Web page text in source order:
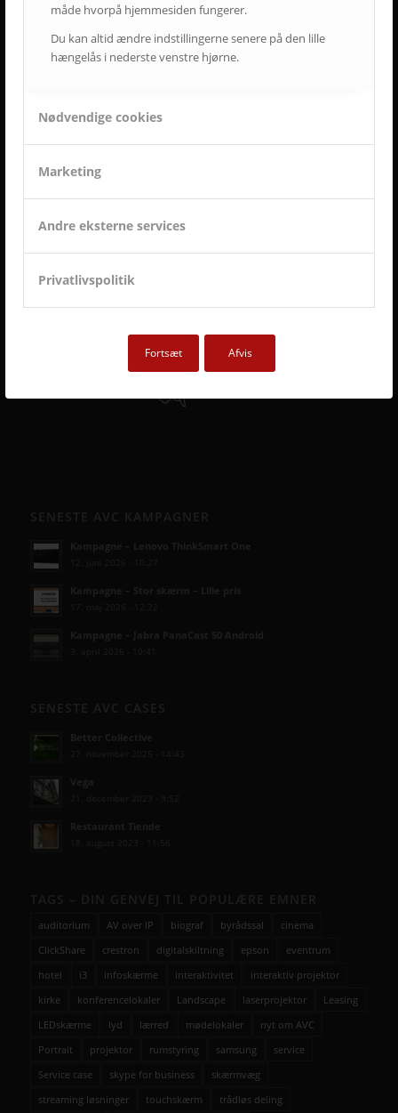
måde hvorpå hjemmesiden fungerer.
Du kan altid ændre indstillingerne senere på den lille
hængelås i nederste venstre hjørne.
Nødvendige cookies
Marketing
Andre eksterne services
Privatlivspolitik
Fortsæt Afvis
• Vi er landsdækkende.
• Vi skaber langsigtede løsninger.
• Vi ved at tilfredse kunder giver langvarige samarbejder.
ET LILLE UDSNIT AF SUCCESFULDE LØSNINGER
auditorium AV over IP biograf byrådssal
cinema
ClickShare
crestron digitalskiltning epson
eventrum
hotel
i3 infoskærme interaktivitet
interaktiv projektor
kirke
konferencelokaler Landscape laserprojektor
Leasing
LEDskærme
lyd lærred mødelokaler
nyt om AVC
Portrait
projektor rumstyring samsung
service
Service case
skype for business
skærmvæg
streaming løsninger
touchskærm
trådløs deling